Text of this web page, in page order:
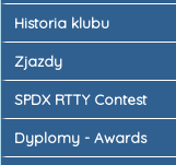
Historia klubu
Zjazdy
SPDX RTTY Contest
Dyplomy - Awards